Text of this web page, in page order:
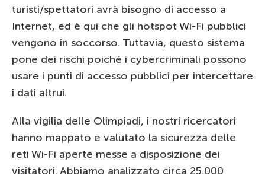
turisti/spettatori avrà bisogno di accesso a
Internet, ed è qui che gli hotspot Wi-Fi pubblici
vengono in soccorso. Tuttavia, questo sistema
pone dei rischi poiché i cybercriminali possono
usare i punti di accesso pubblici per intercettare
i dati altrui.
Alla vigilia delle Olimpiadi, i nostri ricercatori
hanno mappato e valutato la sicurezza delle
reti Wi-Fi aperte messe a disposizione dei
visitatori. Abbiamo analizzato circa 25.000